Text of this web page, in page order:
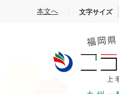
本文へ 文字サイズ